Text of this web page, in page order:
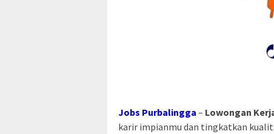
Jobs Purbalingga – Lowongan
karir impianmu dan tingkatkan